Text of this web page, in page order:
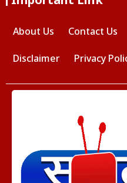
About Us Contact Us
Disclaimer Privacy